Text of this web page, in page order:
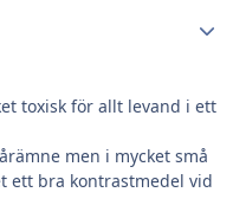
toxisk för allt levand i ett
men i mycket små
ett bra kontrastmedel vid